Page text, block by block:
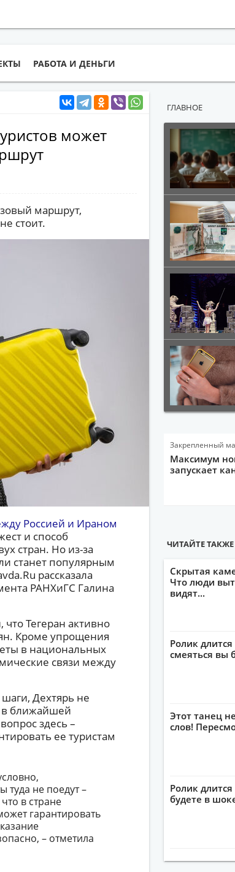
РАБОТА И ДЕНЬГИ
может
маршрут,
стоит.
Россией и Ираном
и способ
стран. Но из-за
станет популярным
рассказала
РАНХиГС Галина
Тегеран активно
Кроме упрощения
в национальных
связи между
Дехтярь не
в ближайшей
здесь –
ее туристам
туда не поедут –
в стране
гарантировать
– отметила
ГЛАВНОЕ
Закрепленный
Максимум
запускает
ЧИТАЙТЕ ТАКЖЕ
Скрытая
Что люди
видят...
Ролик
смеяться вы
Этот танец
слов!
Ролик
будете в